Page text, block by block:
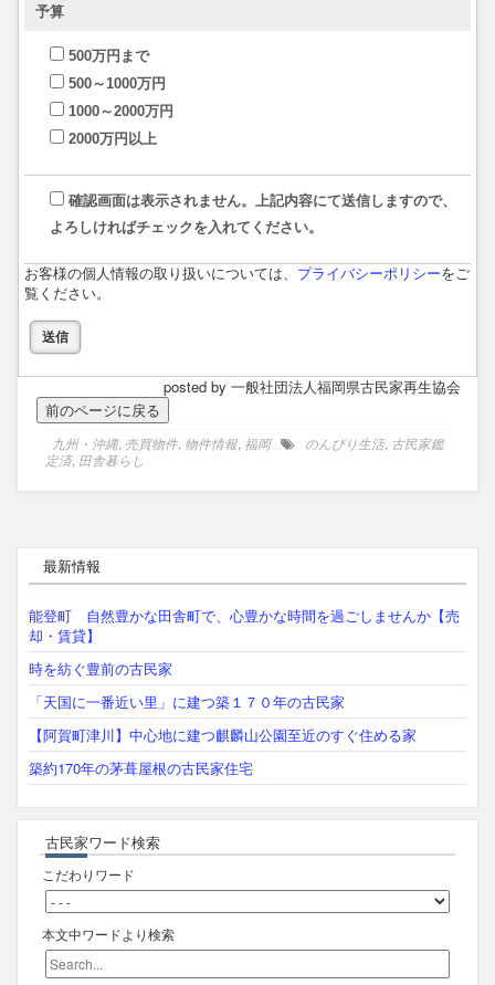
予算
500万円まで
500～1000万円
1000～2000万円
2000万円以上
確認画面は表示されません。上記内容にて送信しますので、
よろしければチェックを入れてください。
お客様の個人情報の取り扱いについては、 プライバシーポリシーをご
覧ください。
posted by 一般社団法人福岡県古民家再生協会
九州・沖縄, 売買物件, 物件情報, 福岡 のんびり生活, 古民家鑑
定済, 田舎暮らし
最新情報
能登町 自然豊かな田舎町で、心豊かな時間を過ごしませんか【売
却・賃貸】
時を紡ぐ豊前の古民家
「天国に一番近い里」に建つ築１７０年の古民家
【阿賀町津川】中心地に建つ麒麟山公園至近のすぐ住める家
築約170年の茅葺屋根の古民家住宅
古民家ワード検索
こだわりワード
本文中ワードより検索